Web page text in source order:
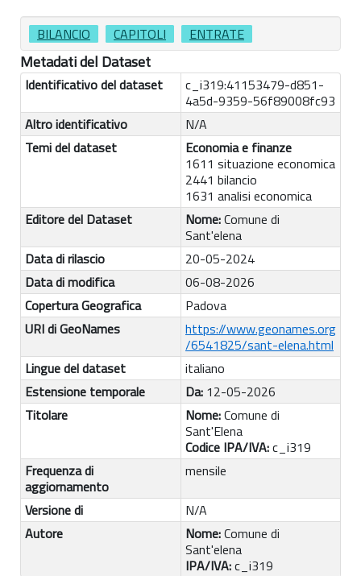
BILANCIO CAPITOLI ENTRATE
Metadati del Dataset
Identificativo del dataset
c_i319:41153479-d851-
4a5d-9359-56f89008fc93
Altro identificativo
N/A
Temi del dataset
Economia e finanze
1611 situazione economica
2441 bilancio
1631 analisi economica
Editore del Dataset
Nome:Comune di
Sant'elena
Data di rilascio
20-05-2024
Data di modifica
06-08-2026
Copertura Geografica
Padova
URI di GeoNames
https://www.geonames.org
/6541825/sant-elena.html
Lingue del dataset
italiano
Estensione temporale
Da: 12-05-2026
Titolare
Nome:Comune di
Sant'Elena
Codice IPA/IVA:c_i319
Frequenza di
aggiornamento
mensile
Versione di
N/A
Autore
Nome:Comune di
Sant'elena
IPA/IVA:c_i319